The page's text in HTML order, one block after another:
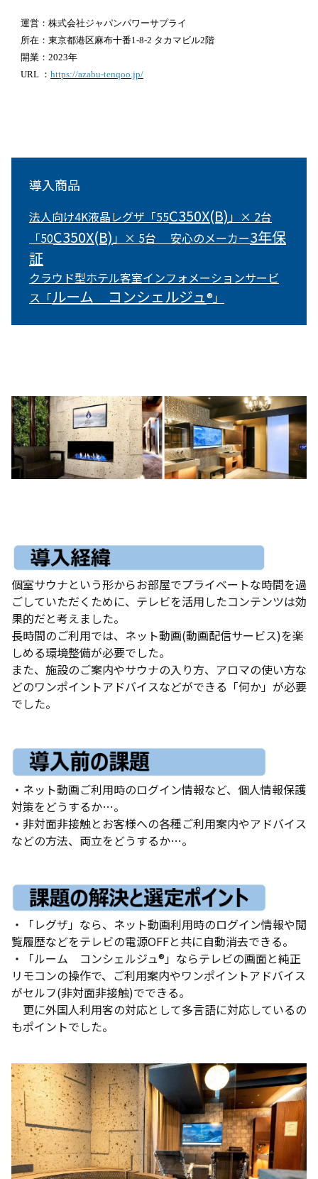
運営：株式会社ジャパンパワーサプライ
所在：東京都港区麻布十番1-8-2 タカマビル2階
開業：2023年
URL ： https://azabu-tenqoo.jp/
導入商品
法人向け4K液晶レグザ「55C350X(B)」× 2台
「50C350X(B)」× 5台 安心のメーカー3年保
証
クラウド型ホテル客室インフォメーションサービ
ス「ルーム コンシェルジュ®」
個室サウナという形からお部屋でプライベートな時間を過
ごしていただくために、テレビを活用したコンテンツは効
果的だと考えました。
長時間のご利用では、ネット動画(動画配信サービス)を楽
しめる環境整備が必要でした。
また、施設のご案内やサウナの入り方、アロマの使い方な
どのワンポイントアドバイスなどができる「何か」が必要
でした。
・ネット動画ご利用時のログイン情報など、個人情報保護
対策をどうするか…。
・非対面非接触とお客様への各種ご利用案内やアドバイス
などの方法、両立をどうするか…。
・「レグザ」なら、ネット動画利用時のログイン情報や閲
覧履歴などをテレビの電源OFFと共に自動消去できる。
・「ルーム コンシェルジュ®」ならテレビの画面と純正
リモコンの操作で、ご利用案内やワンポイントアドバイス
がセルフ(非対面非接触)でできる。
更に外国人利用客の対応として多言語に対応しているの
もポイントでした。